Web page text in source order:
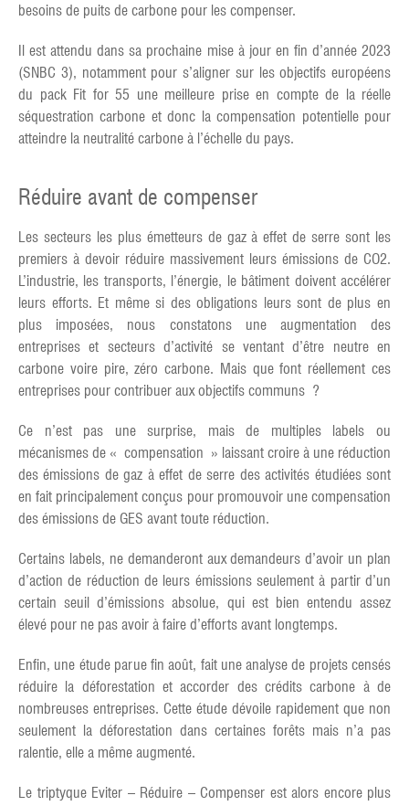
besoins de puits de carbone pour les compenser.
Il est attendu dans sa prochaine mise à jour en fin d’année 2023
(SNBC 3), notamment pour s’aligner sur les objectifs européens
du pack Fit for 55 une meilleure prise en compte de la réelle
séquestration carbone et donc la compensation potentielle pour
atteindre la neutralité carbone à l’échelle du pays.
Réduire avant de compenser
Les secteurs les plus émetteurs de gaz à effet de serre sont les
premiers à devoir réduire massivement leurs émissions de CO2.
L’industrie, les transports, l’énergie, le bâtiment doivent accélérer
leurs efforts. Et même si des obligations leurs sont de plus en
plus imposées, nous constatons une augmentation des
entreprises et secteurs d’activité se ventant d’être neutre en
carbone voire pire, zéro carbone. Mais que font réellement ces
entreprises pour contribuer aux objectifs communs ?
Ce n’est pas une surprise, mais de multiples labels ou
mécanismes de « compensation » laissant croire à une réduction
des émissions de gaz à effet de serre des activités étudiées sont
en fait principalement conçus pour promouvoir une compensation
des émissions de GES avant toute réduction.
Certains labels, ne demanderont aux demandeurs d’avoir un plan
d’action de réduction de leurs émissions seulement à partir d’un
certain seuil d’émissions absolue, qui est bien entendu assez
élevé pour ne pas avoir à faire d’efforts avant longtemps.
Enfin, une étude parue fin août, fait une analyse de projets censés
réduire la déforestation et accorder des crédits carbone à de
nombreuses entreprises. Cette étude dévoile rapidement que non
seulement la déforestation dans certaines forêts mais n’a pas
ralentie, elle a même augmenté.
Le triptyque Eviter – Réduire – Compenser est alors encore plus